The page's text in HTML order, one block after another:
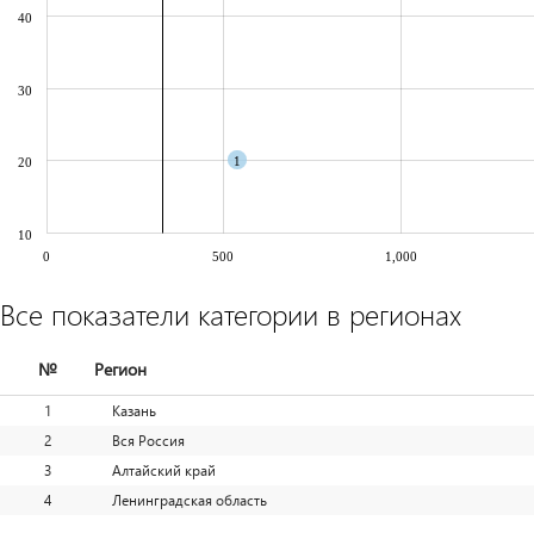
1
10
20
30
40
0 500 1,000
Все показатели категории в регионах
№ Регион
1
Казань
2
Вся Россия
3
Алтайский край
4
Ленинградская область